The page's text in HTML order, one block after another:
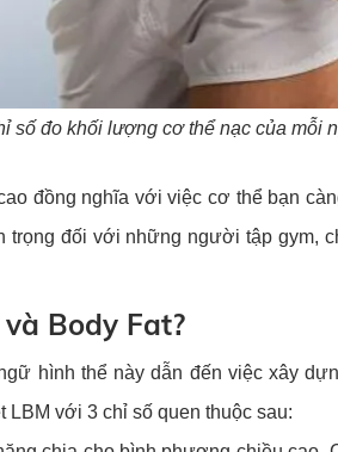
số đo khối lượng cơ thể nạc của mỗi
đồng nghĩa với việc cơ thể bạn
đối với những người tập gym,
Body Fat?
hình thể này dẫn đến việc xây
LBM với 3 chỉ số quen thuộc sau: